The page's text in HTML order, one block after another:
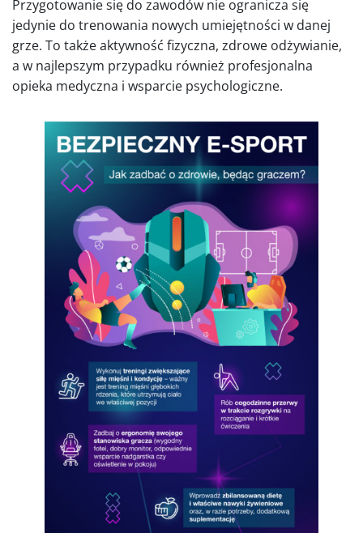
Przygotowanie się do zawodów nie ogranicza się
jedynie do trenowania nowych umiejętności w danej
grze. To także aktywność fizyczna, zdrowe odżywianie,
a w najlepszym przypadku również profesjonalna
opieka medyczna i wsparcie psychologiczne.